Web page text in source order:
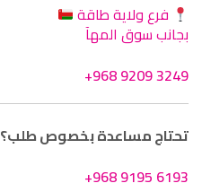
فرع ولاية طاقة
بجانب سوق المهآ
+968 9209 3249
تحتاج مساعدة بخصوص طلب؟
+968 9195 6193